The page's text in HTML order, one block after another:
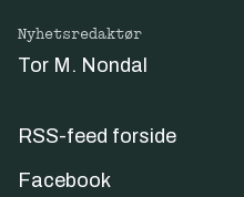
Nyhetsredaktør
Tor M. Nondal
RSS-feed forside
Facebook